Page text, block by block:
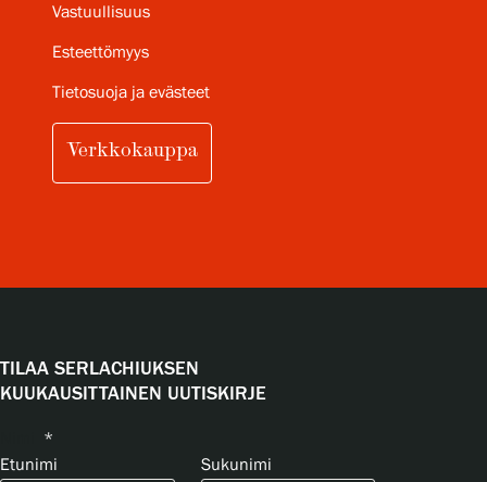
Vastuullisuus
Esteettömyys
Tietosuoja ja evästeet
Verkkokauppa
TILAA SERLACHIUKSEN
KUUKAUSITTAINEN UUTISKIRJE
*
Etunimi
Sukunimi